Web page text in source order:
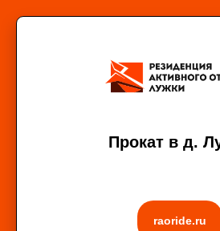
Прокат в д.
raoride.ru